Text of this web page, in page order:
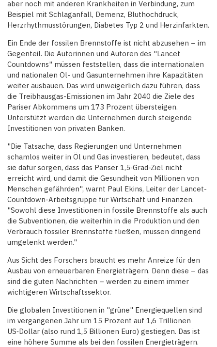
aber noch mit anderen Krankheiten in Verbindung, zum
Beispiel mit Schlaganfall, Demenz, Bluthochdruck,
Herzrhythmusstörungen, Diabetes Typ 2 und Herzinfarkten.
Ein Ende der fossilen Brennstoffe ist nicht abzusehen – im
Gegenteil. Die Autorinnen und Autoren des "Lancet
Countdowns" müssen feststellen, dass die internationalen
und nationalen Öl- und Gasunternehmen ihre Kapazitäten
weiter ausbauen. Das wird unweigerlich dazu führen, dass
die Treibhausgas-Emissionen im Jahr 2040 die Ziele des
Pariser Abkommens um 173 Prozent übersteigen.
Unterstützt werden die Unternehmen durch steigende
Investitionen von privaten Banken.
"Die Tatsache, dass Regierungen und Unternehmen
schamlos weiter in Öl und Gas investieren, bedeutet, dass
sie dafür sorgen, dass das Pariser 1,5‑Grad-Ziel nicht
erreicht wird, und damit die Gesundheit von Millionen von
Menschen gefährden", warnt Paul Ekins, Leiter der Lancet-
Countdown-Arbeitsgruppe für Wirtschaft und Finanzen.
"Sowohl diese Investitionen in fossile Brennstoffe als auch
die Subventionen, die weiterhin in die Produktion und den
Verbrauch fossiler Brennstoffe fließen, müssen dringend
umgelenkt werden."
Aus Sicht des Forschers braucht es mehr Anreize für den
Ausbau von erneuerbaren Energieträgern. Denn diese – das
sind die guten Nachrichten – werden zu einem immer
wichtigeren Wirtschaftssektor.
Die globalen Investitionen in "grüne" Energiequellen sind
im vergangenen Jahr um 15 Prozent auf 1,6 Trillionen
US‑Dollar (also rund 1,5 Billionen Euro) gestiegen. Das ist
eine höhere Summe als bei den fossilen Energieträgern.